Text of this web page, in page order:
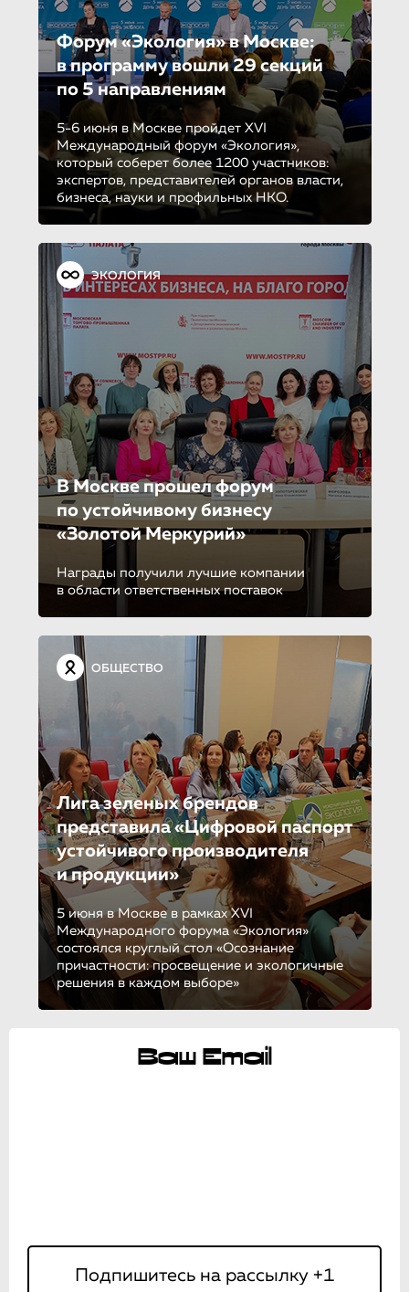
Форум «Экология» в Москве:
в программу вошли 29 секций
по 5 направле­ни­ям
5-6 июня в Москве пройдет XVI
Международный форум «Экология»,
который соберет более 1200 участников:
экспертов, представителей органов власти,
бизнеса, науки и профильных НКО.
ЭКОЛОГИЯ
В Москве прошел форум
по устойчиво­му бизнесу
«Золотой Меркурий»
Награды получили лучшие компании
в области ответственных поставок
ОБЩЕСТВО
Лига зеленых брендов
представила «Цифровой паспорт
устойчивого производителя
и продукции»
5 июня в Москве в рамках XVI
Международного форума «Экология»
состоялся круглый стол «Осознание
причастности: просвещение и экологичные
решения в каждом выборе»
Ваш Email